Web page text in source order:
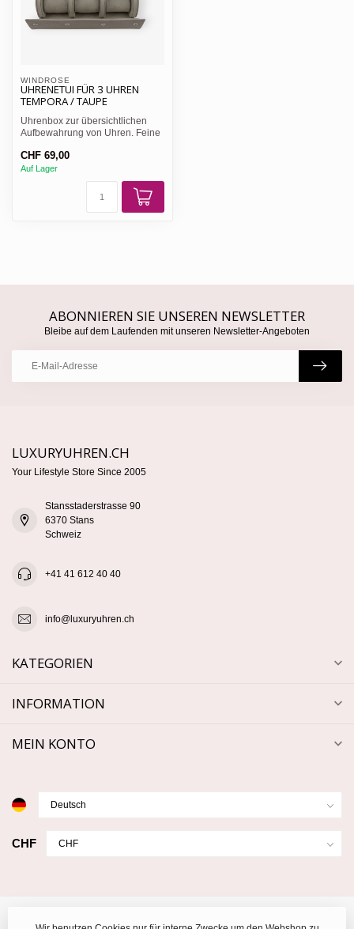
WINDROSE
UHRENETUI FÜR 3 UHREN
TEMPORA / TAUPE
Uhrenbox zur übersichtlichen
Aufbewahrung von Uhren. Feine
CHF 69,00
Auf Lager
ABONNIEREN SIE UNSEREN NEWSLETTER
Bleibe auf dem Laufenden mit unseren Newsletter-Angeboten
LUXURYUHREN.CH
Your Lifestyle Store Since 2005
Stansstaderstrasse 90
6370 Stans
Schweiz
+41 41 612 40 40
info@luxuryuhren.ch
KATEGORIEN
INFORMATION
MEIN KONTO
CHF